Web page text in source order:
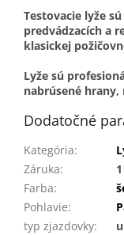
Testovacie lyže
predvádzacích a
klasickej
Lyže sú
nabrúsené hrany,
Dodatočné
Kategória:
Záruka:
Farba:
Pohlavie:
typ zjazdovky: